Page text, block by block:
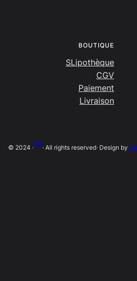
BOUTIQUE
SLipothèque
CGV
Paiement
Livraison
© 2024 ·
SLip
· All rights reserved· Design by